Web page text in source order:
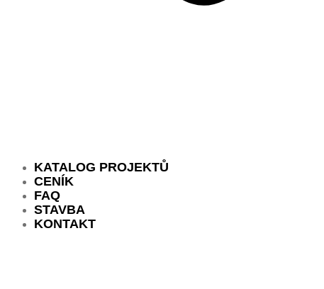
KATALOG PROJEKTŮ
CENÍK
FAQ
STAVBA
KONTAKT